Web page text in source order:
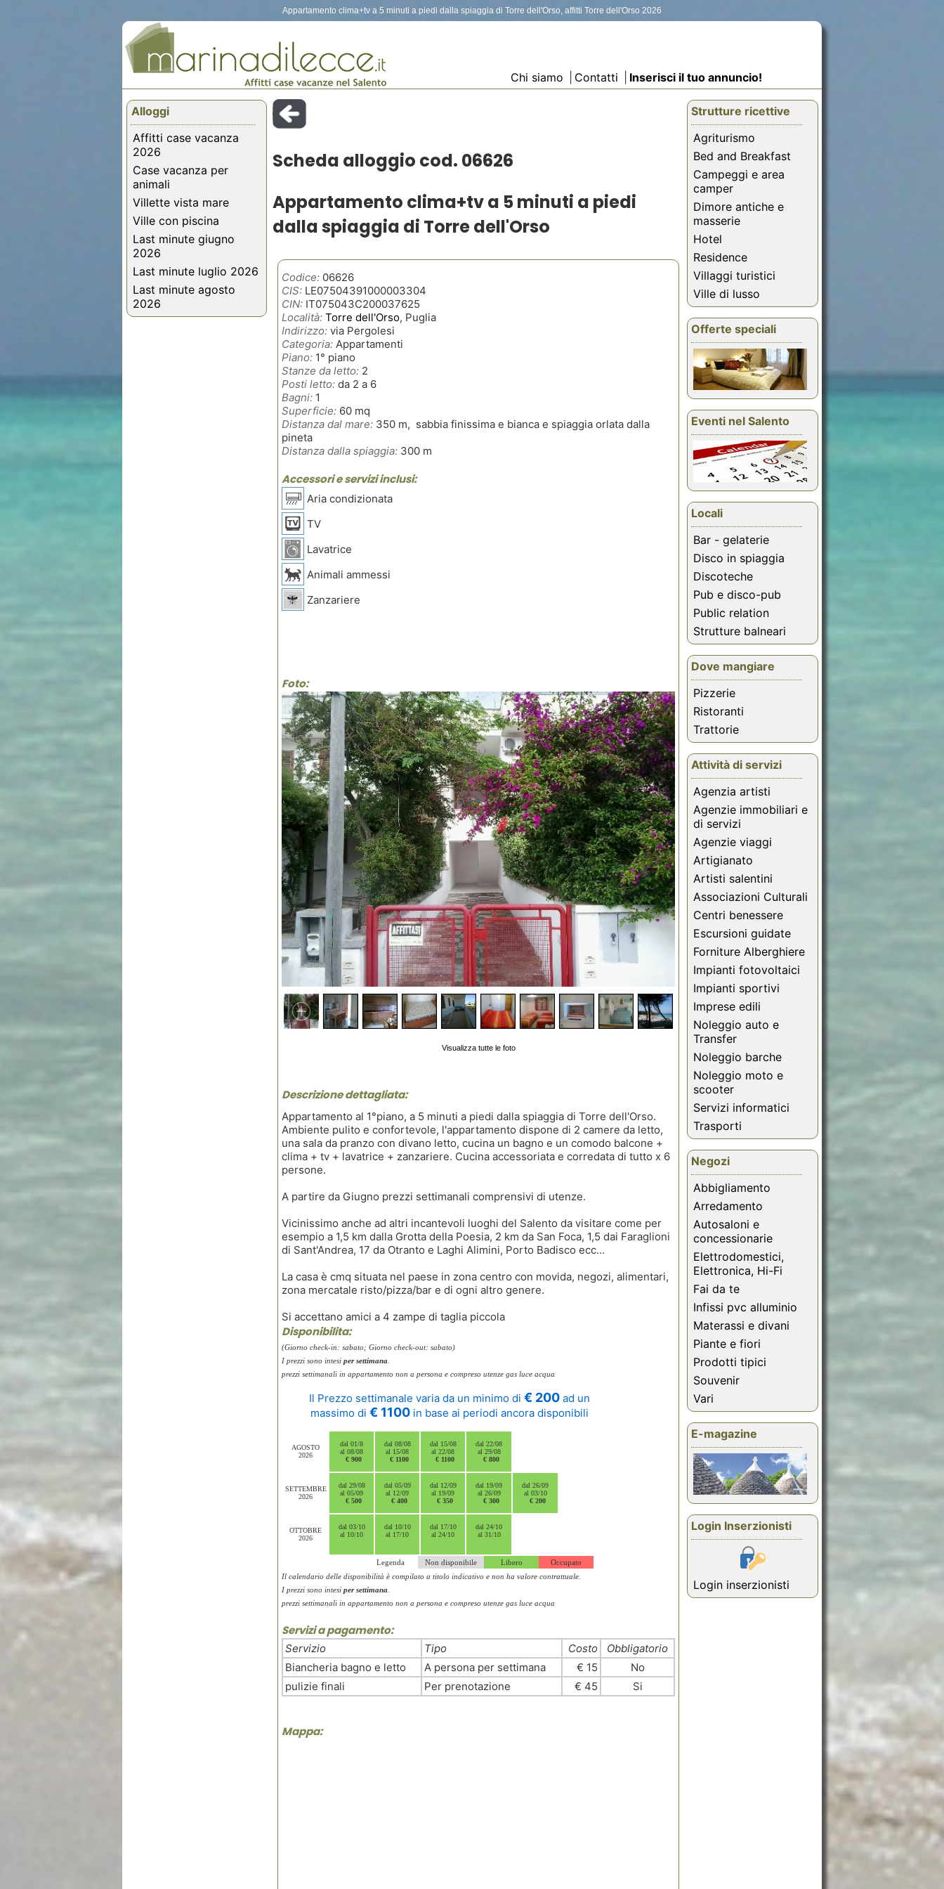
Appartamento clima+tv a 5 minuti a piedi dalla spiaggia di Torre dell'Orso, affitti Torre dell'Orso 2026
Chi siamo Contatti Inserisci il tuo annuncio!
Alloggi
Affitti case vacanza
2026
Case vacanza per
animali
Villette vista mare
Ville con piscina
Last minute giugno
2026
Last minute luglio 2026
Last minute agosto
2026
Scheda alloggio cod. 06626
Appartamento clima+tv a 5 minuti a piedi
dalla spiaggia di Torre dell'Orso
Codice: 06626
CIS: LE07504391000003304
CIN: IT075043C200037625
Località: Torre dell'Orso, Puglia
Indirizzo: via Pergolesi
Categoria: Appartamenti
Piano: 1° piano
Stanze da letto: 2
Posti letto: da 2 a 6
Bagni: 1
Superficie: 60 mq
Distanza dal mare: 350 m, sabbia finissima e bianca e spiaggia orlata dalla
pineta
Distanza dalla spiaggia: 300 m
Accessori e servizi inclusi:
Aria condizionata
TV
Lavatrice
Animali ammessi
Zanzariere
Foto:
Visualizza tutte le foto
Descrizione dettagliata:
Appartamento al 1°piano, a 5 minuti a piedi dalla spiaggia di Torre dell'Orso.
Ambiente pulito e confortevole, l'appartamento dispone di 2 camere da letto,
una sala da pranzo con divano letto, cucina un bagno e un comodo balcone +
clima + tv + lavatrice + zanzariere. Cucina accessoriata e corredata di tutto x 6
persone.
A partire da Giugno prezzi settimanali comprensivi di utenze.
Vicinissimo anche ad altri incantevoli luoghi del Salento da visitare come per
esempio a 1,5 km dalla Grotta della Poesia, 2 km da San Foca, 1,5 dai Faraglioni
di Sant'Andrea, 17 da Otranto e Laghi Alimini, Porto Badisco ecc...
La casa è cmq situata nel paese in zona centro con movida, negozi, alimentari,
zona mercatale risto/pizza/bar e di ogni altro genere.
Si accettano amici a 4 zampe di taglia piccola
Disponibilita:
(Giorno check-in: sabato; Giorno check-out: sabato)
I prezzi sono intesi per settimana.
prezzi settimanali in appartamento non a persona e compreso utenze gas luce acqua
Il Prezzo settimanale varia da un minimo di € 200 ad un
massimo di € 1100 in base ai periodi ancora disponibili
AGOSTO
2026
dal 01/8
al 08/08
€ 900
dal 08/08
al 15/08
€ 1100
dal 15/08
al 22/08
€ 1100
dal 22/08
al 29/08
€ 800
SETTEMBRE
2026
dal 29/08
al 05/09
€ 500
dal 05/09
al 12/09
€ 400
dal 12/09
al 19/09
€ 350
dal 19/09
al 26/09
€ 300
dal 26/09
al 03/10
€ 200
OTTOBRE
2026
dal 03/10
al 10/10
dal 10/10
al 17/10
dal 17/10
al 24/10
dal 24/10
al 31/10
Legenda Non disponibile Libero
Occupato
Il calendario delle disponibilità è compilato a titolo indicativo e non ha valore contrattuale.
I prezzi sono intesi per settimana.
prezzi settimanali in appartamento non a persona e compreso utenze gas luce acqua
Servizi a pagamento:
Servizio Tipo Costo
Obbligatorio
Biancheria bagno e letto
A persona per settimana € 15
No
pulizie finali
Per prenotazione € 45 Si
Mappa:
Strutture ricettive
Agriturismo
Bed and Breakfast
Campeggi e area
camper
Dimore antiche e
masserie
Hotel
Residence
Villaggi turistici
Ville di lusso
Offerte speciali
Eventi nel Salento
Locali
Bar - gelaterie
Disco in spiaggia
Discoteche
Pub e disco-pub
Public relation
Strutture balneari
Dove mangiare
Pizzerie
Ristoranti
Trattorie
Attività di servizi
Agenzia artisti
Agenzie immobiliari e
di servizi
Agenzie viaggi
Artigianato
Artisti salentini
Associazioni Culturali
Centri benessere
Escursioni guidate
Forniture Alberghiere
Impianti fotovoltaici
Impianti sportivi
Imprese edili
Noleggio auto e
Transfer
Noleggio barche
Noleggio moto e
scooter
Servizi informatici
Trasporti
Negozi
Abbigliamento
Arredamento
Autosaloni e
concessionarie
Elettrodomestici,
Elettronica, Hi-Fi
Fai da te
Infissi pvc alluminio
Materassi e divani
Piante e fiori
Prodotti tipici
Souvenir
Vari
E-magazine
Login Inserzionisti
Login inserzionisti